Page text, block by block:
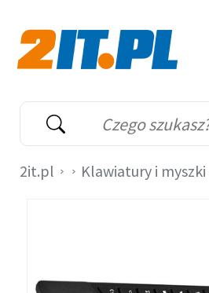
Wyszukiwarka
Słowo kluczowe
2it.pl Klawiatury i myszki